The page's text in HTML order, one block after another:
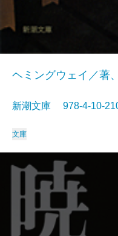
ヘミングウェイ／著
新潮文庫 978-4-10-
文庫